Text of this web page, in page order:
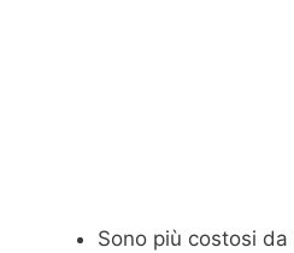
Sono più costosi